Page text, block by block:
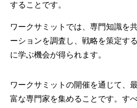
することです。
ワークサミットでは、専門知識を
ーションを調査し、戦略を策定す
に学ぶ機会が得られます。
ワークサミットの開催を通じて、
富な専門家を集めることです。す